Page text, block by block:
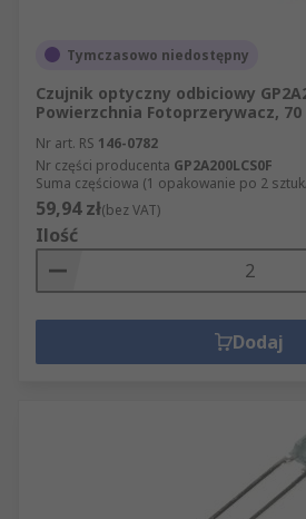
Tymczasowo niedostępny
Czujnik optyczny odbiciowy
Powierzchnia Fotoprzerywacz, 70
Nr art. RS 146-0782
Nr części producenta GP2A200LCS0F
Suma częściowa (1 opakowanie po 2
59,94 zł(bez VAT)
Ilość
Dodaj